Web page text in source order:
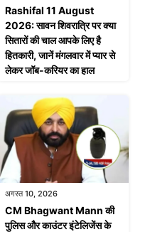
Rashifal 11 August
2026: सावन शिवरात्रि पर क्या
सितारों की चाल आपके लिए है
हितकारी, जानें मंगलवार में प्यार से
लेकर जॉब-करियर का हाल
अगस्त 10, 2026
CM Bhagwant Mann की
पुलिस और काउंटर इंटेलिजेंस के